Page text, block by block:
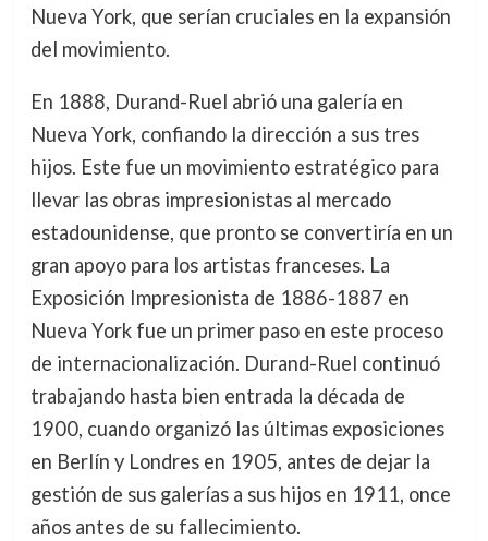
Nueva York, que serían cruciales en la expansión
del movimiento.
En 1888, Durand-Ruel abrió una galería en
Nueva York, confiando la dirección a sus tres
hijos. Este fue un movimiento estratégico para
llevar las obras impresionistas al mercado
estadounidense, que pronto se convertiría en un
gran apoyo para los artistas franceses. La
Exposición Impresionista de 1886-1887 en
Nueva York fue un primer paso en este proceso
de internacionalización. Durand-Ruel continuó
trabajando hasta bien entrada la década de
1900, cuando organizó las últimas exposiciones
en Berlín y Londres en 1905, antes de dejar la
gestión de sus galerías a sus hijos en 1911, once
años antes de su fallecimiento.